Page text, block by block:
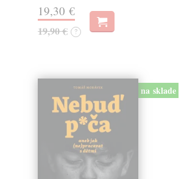
19,30 €
19,90 € ?
na sklade